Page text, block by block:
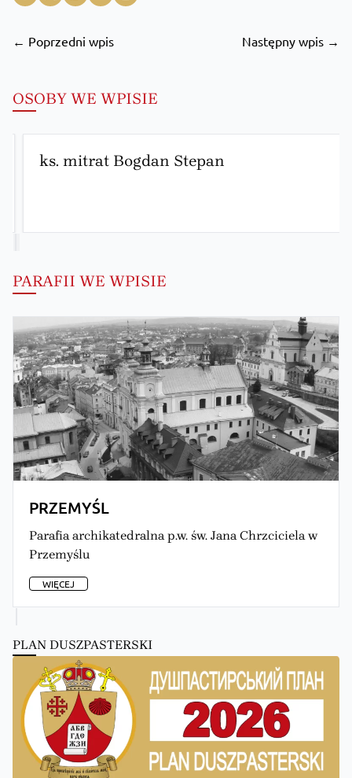
← Poprzedni wpis Następny wpis →
OSOBY WE WPISIE
ks. mitrat Bogdan Stepan
PARAFII WE WPISIE
PRZEMYŚL
Parafia archikatedralna p.w. św. Jana Chrzciciela w
Przemyślu
WIĘCEJ
PLAN DUSZPASTERSKI